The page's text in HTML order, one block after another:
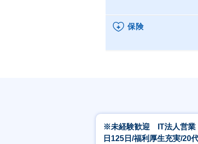
保険
※未経験歓迎 IT法人営業
日125日/福利厚生充実/20